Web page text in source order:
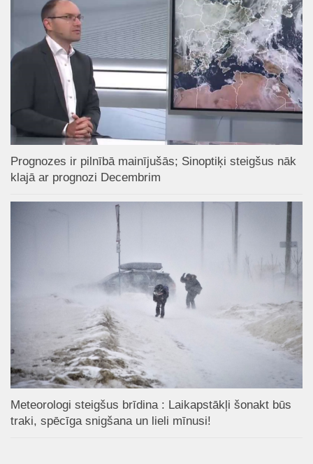
Prognozes ir pilnībā mainījušās; Sinoptiķi steigšus nāk
klajā ar prognozi Decembrim
Meteorologi steigšus brīdina : Laikapstākļi šonakt būs
traki, spēcīga snigšana un lieli mīnusi!